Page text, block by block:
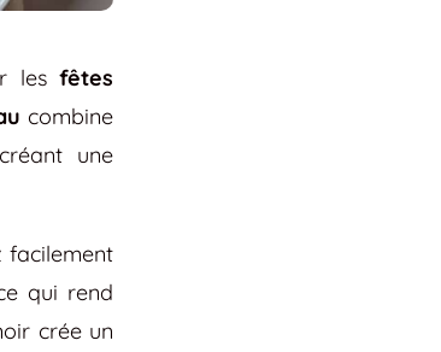
les fêtes
combine
une
facilement
qui rend
crée un